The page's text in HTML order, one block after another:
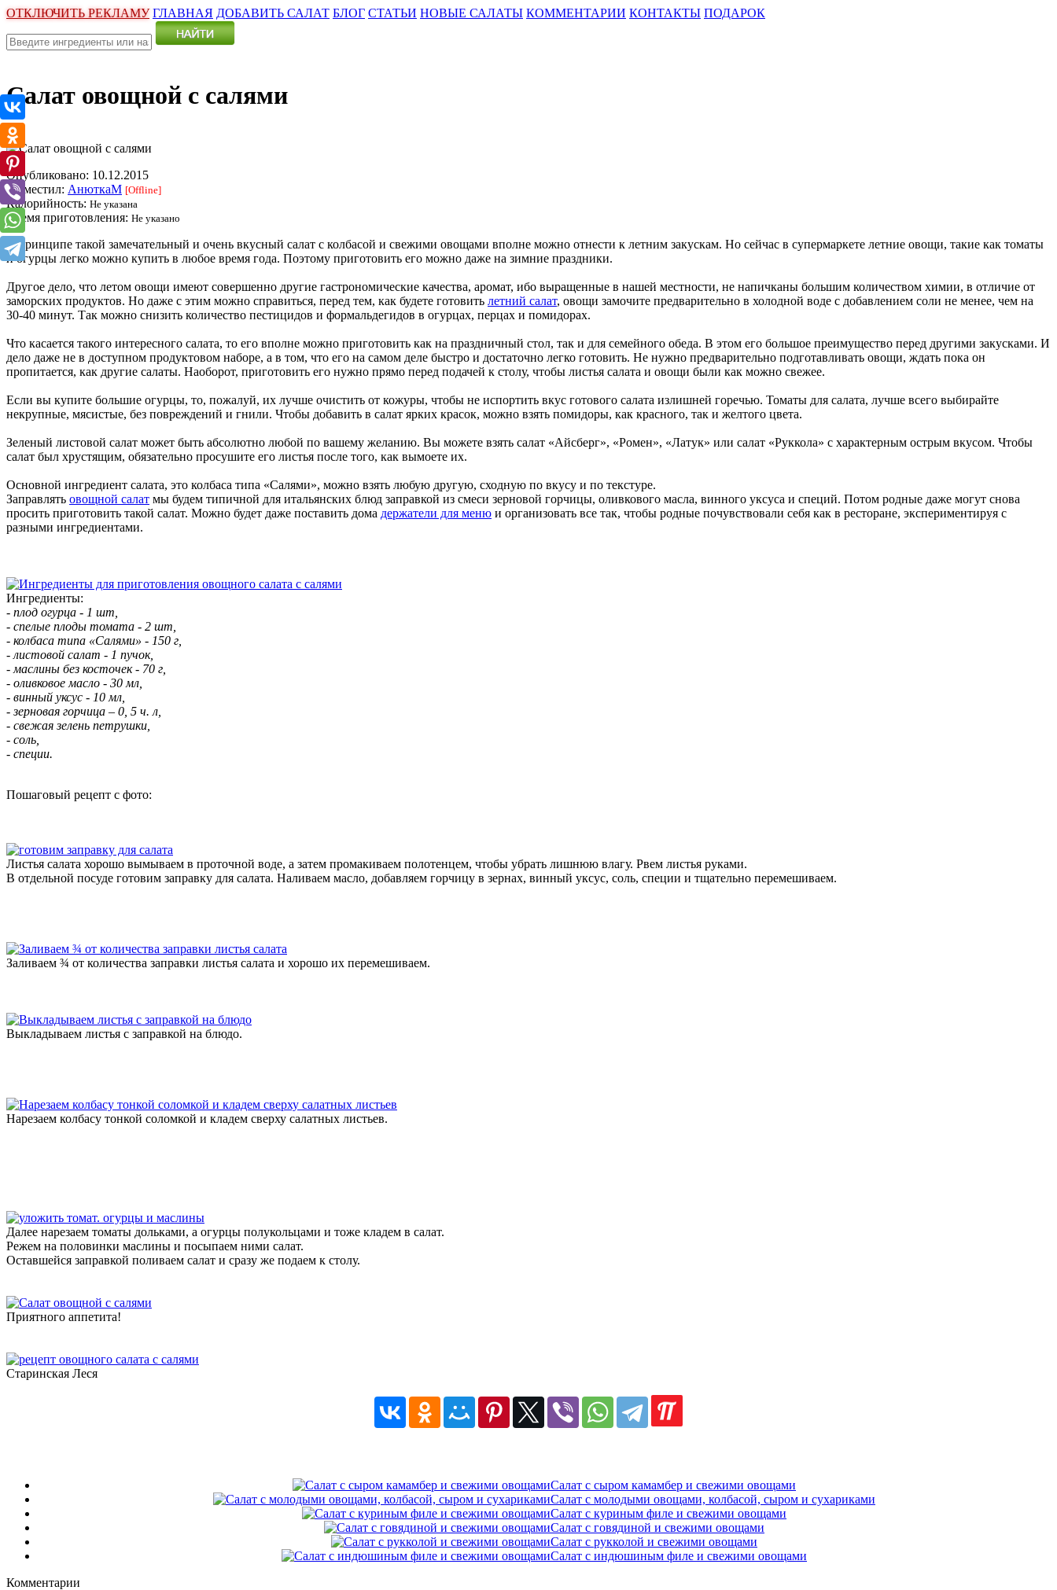
ОТКЛЮЧИТЬ РЕКЛАМУ ГЛАВНАЯ ДОБАВИТЬ САЛАТ БЛОГ СТАТЬИ НОВЫЕ САЛАТЫ КОММЕНТАРИИ КОНТАКТЫ ПОДАРОК
Салат овощной с салями
Опубликовано: 10.12.2015
Разместил: АнюткаM [Offline]
Калорийность: Не указана
Время приготовления: Не указано
В принципе такой замечательный и очень вкусный салат с колбасой и свежими овощами вполне можно отнести к летним закускам. Но сейчас в супермаркете летние овощи, такие как томаты
и огурцы легко можно купить в любое время года. Поэтому приготовить его можно даже на зимние праздники.
Другое дело, что летом овощи имеют совершенно другие гастрономические качества, аромат, ибо выращенные в нашей местности, не напичканы большим количеством химии, в отличие от
заморских продуктов. Но даже с этим можно справиться, перед тем, как будете готовить летний салат, овощи замочите предварительно в холодной воде с добавлением соли не менее, чем на
30-40 минут. Так можно снизить количество пестицидов и формальдегидов в огурцах, перцах и помидорах.
Что касается такого интересного салата, то его вполне можно приготовить как на праздничный стол, так и для семейного обеда. В этом его большое преимущество перед другими закусками. И
дело даже не в доступном продуктовом наборе, а в том, что его на самом деле быстро и достаточно легко готовить. Не нужно предварительно подготавливать овощи, ждать пока он
пропитается, как другие салаты. Наоборот, приготовить его нужно прямо перед подачей к столу, чтобы листья салата и овощи были как можно свежее.
Если вы купите большие огурцы, то, пожалуй, их лучше очистить от кожуры, чтобы не испортить вкус готового салата излишней горечью. Томаты для салата, лучше всего выбирайте
некрупные, мясистые, без повреждений и гнили. Чтобы добавить в салат ярких красок, можно взять помидоры, как красного, так и желтого цвета.
Зеленый листовой салат может быть абсолютно любой по вашему желанию. Вы можете взять салат «Айсберг», «Ромен», «Латук» или салат «Руккола» с характерным острым вкусом. Чтобы
салат был хрустящим, обязательно просушите его листья после того, как вымоете их.
Основной ингредиент салата, это колбаса типа «Салями», можно взять любую другую, сходную по вкусу и по текстуре.
Заправлять овощной салат мы будем типичной для итальянских блюд заправкой из смеси зерновой горчицы, оливкового масла, винного уксуса и специй. Потом родные даже могут снова
просить приготовить такой салат. Можно будет даже поставить дома держатели для меню и организовать все так, чтобы родные почувствовали себя как в ресторане, экспериментируя с
разными ингредиентами.
Ингредиенты:
- плод огурца - 1 шт,
- спелые плоды томата - 2 шт,
- колбаса типа «Салями» - 150 г,
- листовой салат - 1 пучок,
- маслины без косточек - 70 г,
- оливковое масло - 30 мл,
- винный уксус - 10 мл,
- зерновая горчица – 0, 5 ч. л,
- свежая зелень петрушки,
- соль,
- специи.
Пошаговый рецепт с фото:
Листья салата хорошо вымываем в проточной воде, а затем промакиваем полотенцем, чтобы убрать лишнюю влагу. Рвем листья руками.
В отдельной посуде готовим заправку для салата. Наливаем масло, добавляем горчицу в зернах, винный уксус, соль, специи и тщательно перемешиваем.
Заливаем ¾ от количества заправки листья салата и хорошо их перемешиваем.
Выкладываем листья с заправкой на блюдо.
Нарезаем колбасу тонкой соломкой и кладем сверху салатных листьев.
Далее нарезаем томаты дольками, а огурцы полукольцами и тоже кладем в салат.
Режем на половинки маслины и посыпаем ними салат.
Оставшейся заправкой поливаем салат и сразу же подаем к столу.
Приятного аппетита!
Старинская Леся
Салат с сыром камамбер и свежими овощами
Салат с молодыми овощами, колбасой, сыром и сухариками
Салат с куриным филе и свежими овощами
Салат с говядиной и свежими овощами
Салат с рукколой и свежими овощами
Салат с индюшиным филе и свежими овощами
Комментарии